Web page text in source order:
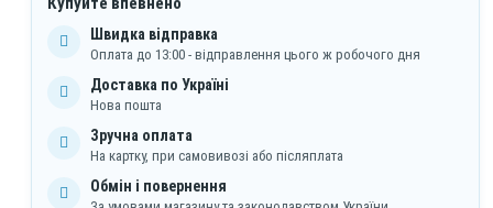
Швидка відправка
Оплата до 13:00 - відправлення цього ж робочого дня
Доставка по Україні
Нова пошта
Зручна оплата
На картку, при самовивозі або післяплата
Обмін і повернення